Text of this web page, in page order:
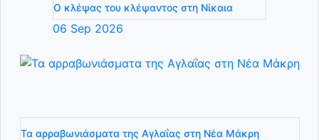
Ο κλέψας του κλέψαντος στη Νίκαια
06 Sep 2026
Τα αρραβωνιάσματα της Αγλαΐας στη Νέα Μάκρη